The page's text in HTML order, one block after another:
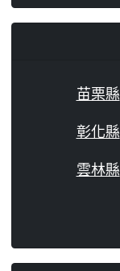
苗栗縣
彰化縣
雲林縣